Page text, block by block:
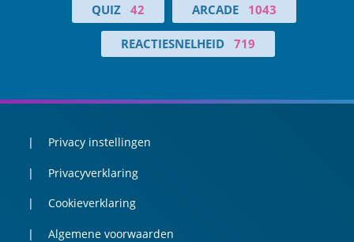
QUIZ 42 ARCADE 1043
REACTIESNELHEID 719
Privacy instellingen
Privacyverklaring
Cookieverklaring
Algemene voorwaarden